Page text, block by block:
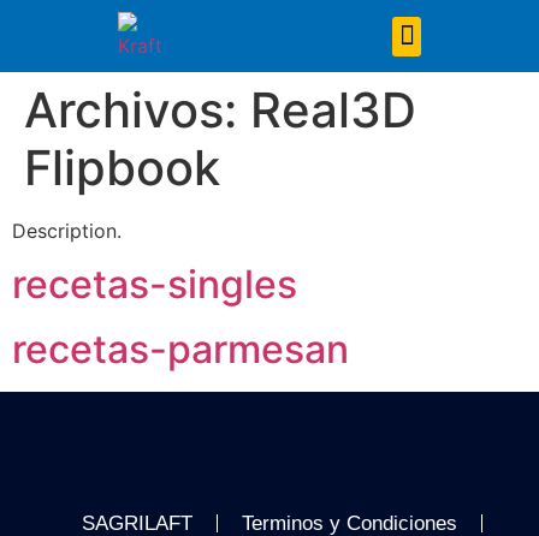
Archivos: Real3D
Flipbook
Description.
recetas-singles
recetas-parmesan
SAGRILAFT
Terminos y Condiciones